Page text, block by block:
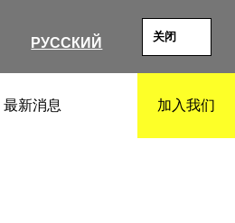
РУССКИЙ 关闭
最新消息 加入我们